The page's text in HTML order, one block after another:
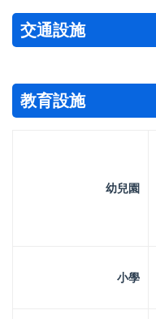
交通設施
教育設施
幼兒園
小學